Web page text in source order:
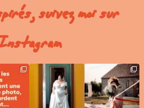
suivez moi sur